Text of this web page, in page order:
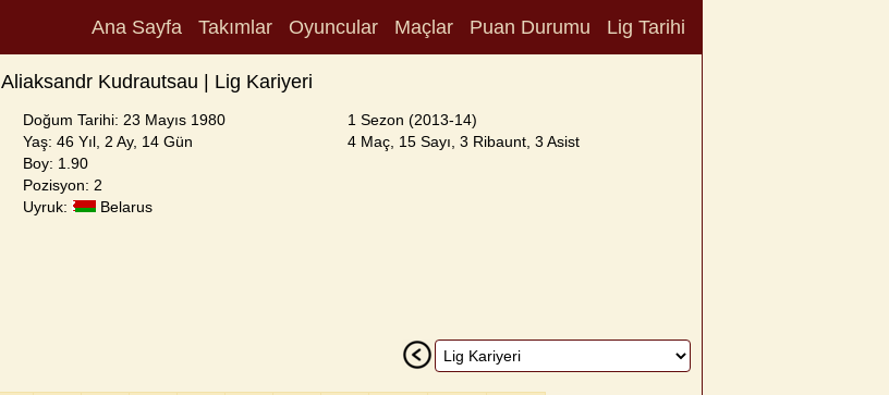
Ana Sayfa Takımlar Oyuncular Maçlar Puan Durumu Lig Tarihi
Aliaksandr Kudrautsau | Lig Kariyeri
Doğum Tarihi: 23 Mayıs 1980
Yaş: 46 Yıl, 2 Ay, 14 Gün
Boy: 1.90
Pozisyon: 2
Uyruk:
Belarus
1 Sezon (2013-14)
4 Maç, 15 Sayı, 3 Ribaunt, 3 Asist